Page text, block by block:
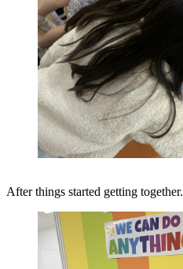
After things started getting together.